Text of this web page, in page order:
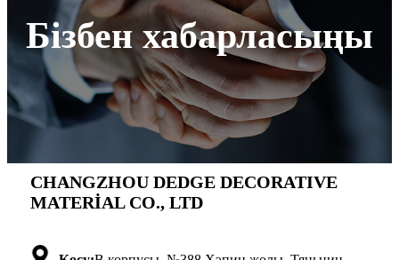
Бізбен хабарласыңы
CHANGZHOU DEDGE DECORATIVE
MATERİAL CO., LTD